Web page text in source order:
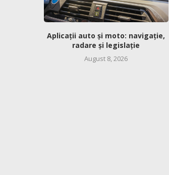
Aplicații auto și moto: navigație,
radare și legislație
August 8, 2026